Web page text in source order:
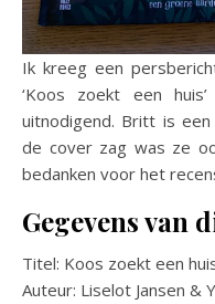
Ik kreeg een persbericht van Uitgeverij Billy Bones over
‘Koos zoekt een
uitnodigend. Britt is
de cover zag was ze
bedanken voor het
Gegevens van
Titel: Koos zoekt een
Auteur: Liselot Jansen &